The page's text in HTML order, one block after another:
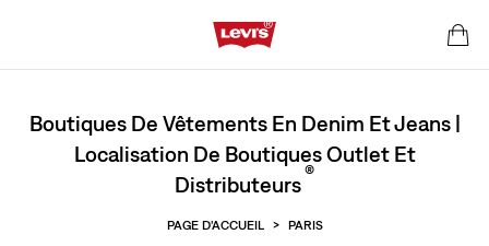
Boutiques De Vêtements En Denim Et Jeans |
Localisation De Boutiques Outlet Et
Distributeurs®
PAGE D'ACCUEIL > PARIS